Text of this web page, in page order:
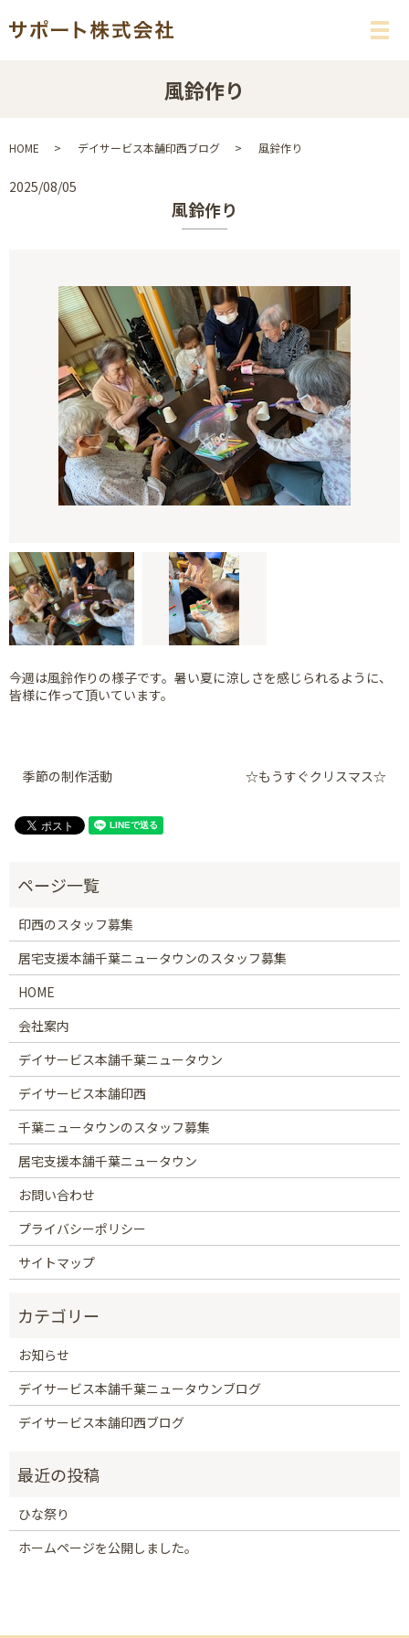
メ
風鈴作り
HOME デイサービス本舗印西ブログ 風鈴作り
2025/08/05
風鈴作り
今週は風鈴作りの様子です。暑い夏に涼しさを感じられるように、
皆様に作って頂いています。
季節の制作活動 ☆もうすぐクリスマス☆
印西のスタッフ募集
居宅支援本舗千葉ニュータウンのスタッフ募集
HOME
会社案内
デイサービス本舗千葉ニュータウン
デイサービス本舗印西
千葉ニュータウンのスタッフ募集
居宅支援本舗千葉ニュータウン
お問い合わせ
プライバシーポリシー
サイトマップ
お知らせ
デイサービス本舗千葉ニュータウンブログ
デイサービス本舗印西ブログ
ひな祭り
ホームページを公開しました。